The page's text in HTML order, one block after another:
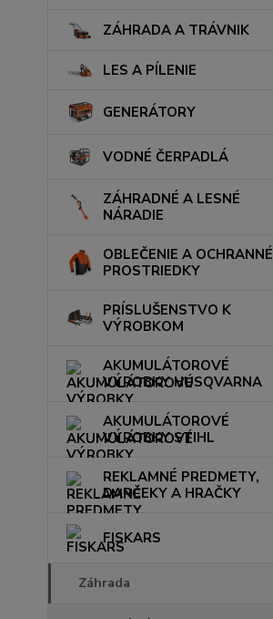
ZÁHRADA A TRÁVNIK
LES A PÍLENIE
GENERÁTORY
VODNÉ ČERPADLÁ
ZÁHRADNÉ A LESNÉ
NÁRADIE
OBLEČENIE A OCHRANNÉ
PROSTRIEDKY
PRÍSLUŠENSTVO K
VÝROBKOM
AKUMULÁTOROVÉ
VÝROBKY HUSQVARNA
AKUMULÁTOROVÉ
VÝROBKY STIHL
REKLAMNÉ PREDMETY,
DARČEKY A HRAČKY
FISKARS
Záhrada